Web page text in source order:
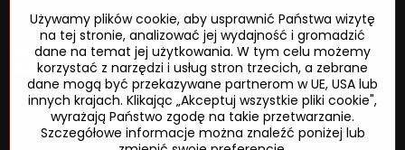
Sposób płatności
©2026Prawa autorskie
Preferencje dotyczące prywatności
Używamy plików cookie, aby usprawnić Państwa wizytę
na tej stronie, analizować jej wydajność i gromadzić
dane na temat jej użytkowania. W tym celu możemy
korzystać z narzędzi i usług stron trzecich, a zebrane
dane mogą być przekazywane partnerom w UE, USA lub
innych krajach. Klikając „Akceptuj wszystkie pliki cookie",
wyrażają Państwo zgodę na takie przetwarzanie.
Szczegółowe informacje można znaleźć poniżej lub